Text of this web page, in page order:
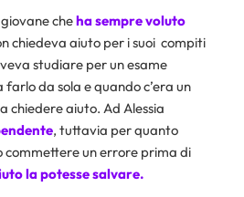
cheha sempre voluto
chiedeva aiuto per i suoi compiti
studiare per un esame
da sola e quando c’era un
chiedere aiuto. Ad Alessia
, tuttavia per quanto
commettere un errore prima di
la potesse salvare.